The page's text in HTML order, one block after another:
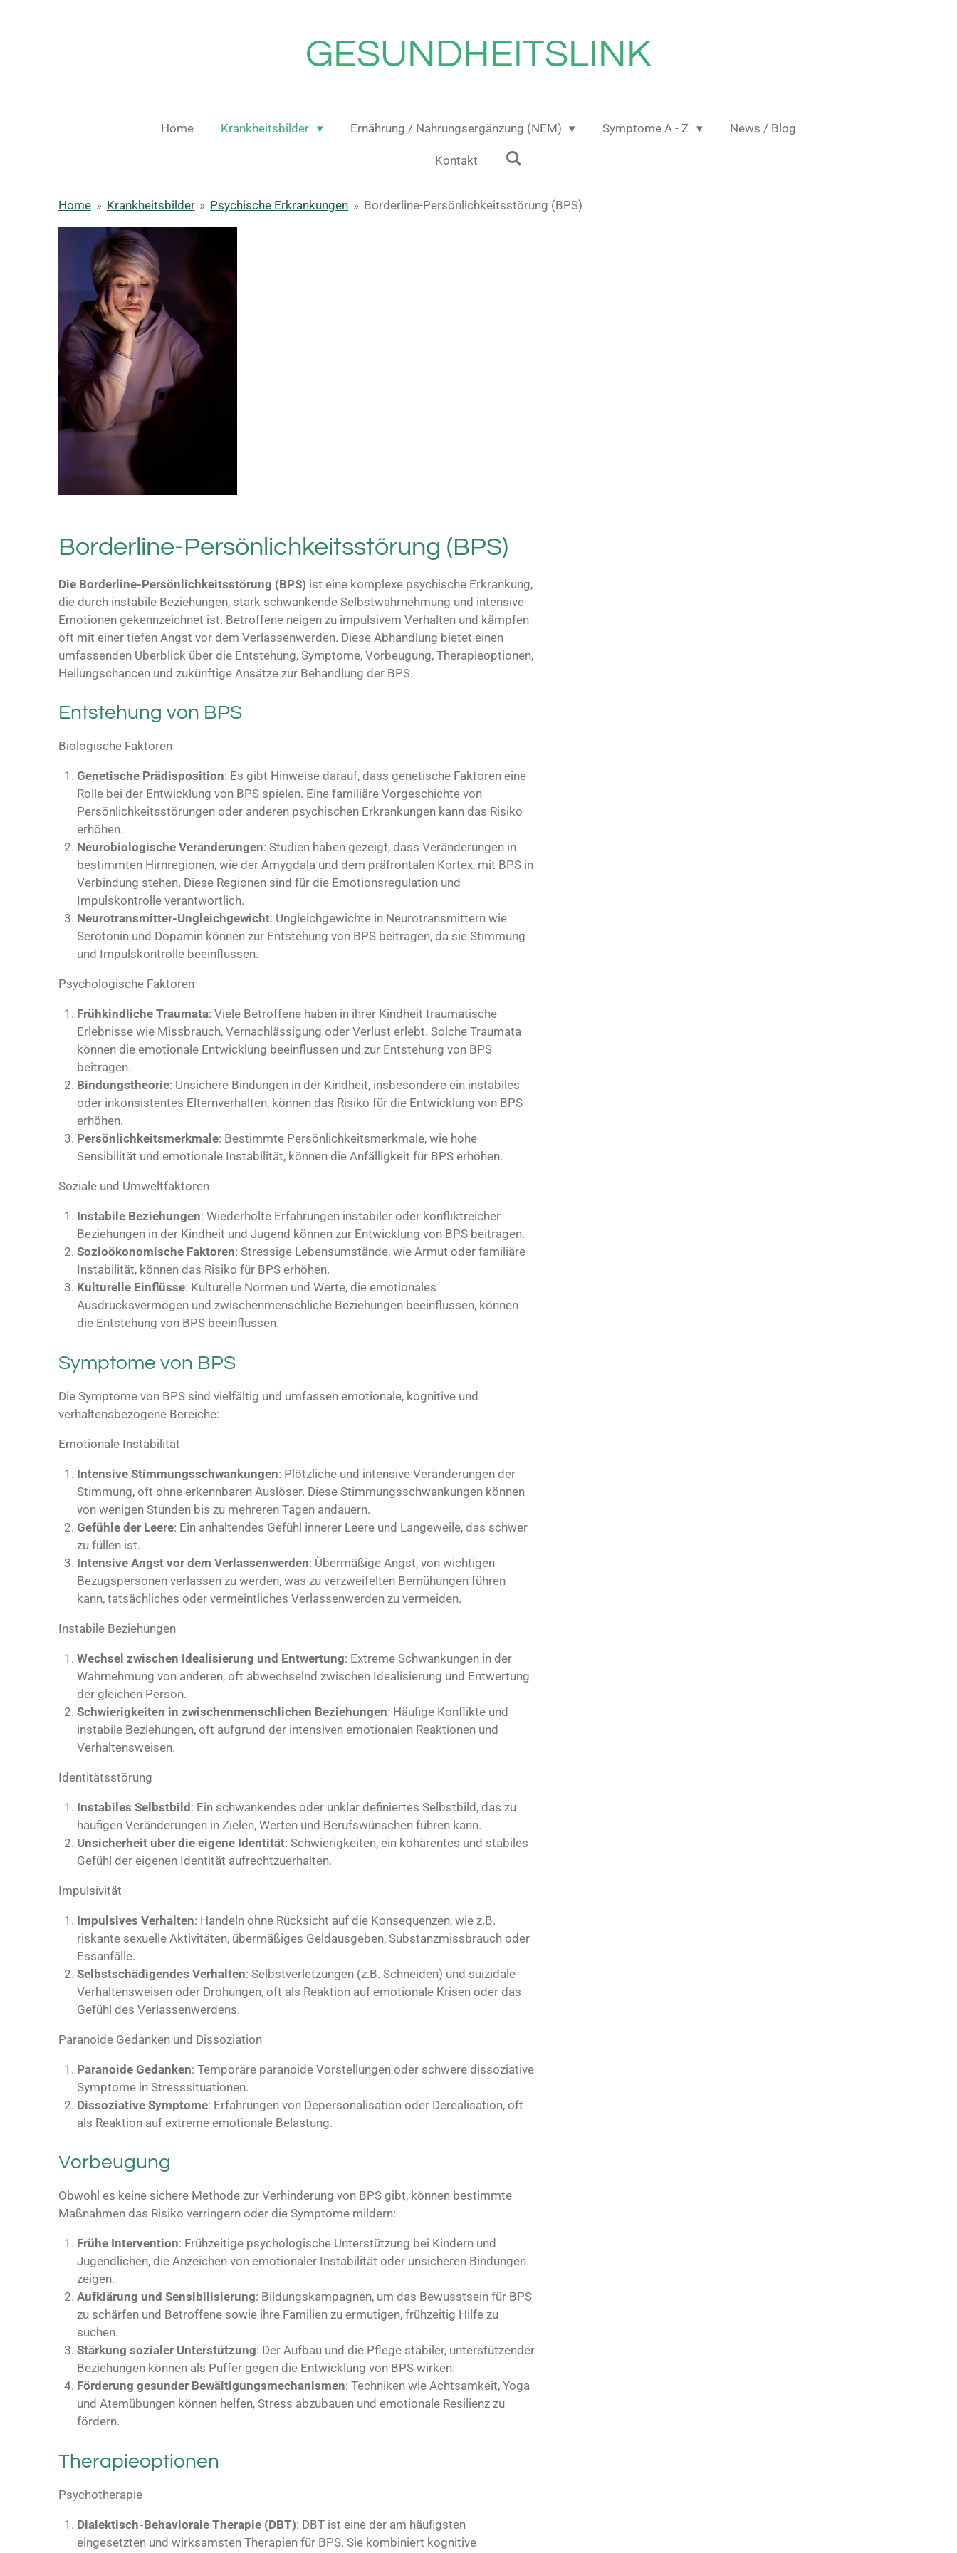
GESUNDHEITSLINK
Home Krankheitsbilder Ernährung / Nahrungsergänzung (NEM) Symptome A - Z News / Blog
Kontakt
Home » Krankheitsbilder » Psychische Erkrankungen » Borderline-Persönlichkeitsstörung (BPS)
Borderline-Persönlichkeitsstörung (BPS)
Die Borderline-Persönlichkeitsstörung (BPS) ist eine komplexe psychische Erkrankung,
die durch instabile Beziehungen, stark schwankende Selbstwahrnehmung und intensive
Emotionen gekennzeichnet ist. Betroffene neigen zu impulsivem Verhalten und kämpfen
oft mit einer tiefen Angst vor dem Verlassenwerden. Diese Abhandlung bietet einen
umfassenden Überblick über die Entstehung, Symptome, Vorbeugung, Therapieoptionen,
Heilungschancen und zukünftige Ansätze zur Behandlung der BPS.
Entstehung von BPS
Biologische Faktoren
Genetische Prädisposition: Es gibt Hinweise darauf, dass genetische Faktoren eine
Rolle bei der Entwicklung von BPS spielen. Eine familiäre Vorgeschichte von
Persönlichkeitsstörungen oder anderen psychischen Erkrankungen kann das Risiko
erhöhen.
Neurobiologische Veränderungen: Studien haben gezeigt, dass Veränderungen in
bestimmten Hirnregionen, wie der Amygdala und dem präfrontalen Kortex, mit BPS in
Verbindung stehen. Diese Regionen sind für die Emotionsregulation und
Impulskontrolle verantwortlich.
Neurotransmitter-Ungleichgewicht: Ungleichgewichte in Neurotransmittern wie
Serotonin und Dopamin können zur Entstehung von BPS beitragen, da sie Stimmung
und Impulskontrolle beeinflussen.
Psychologische Faktoren
Frühkindliche Traumata: Viele Betroffene haben in ihrer Kindheit traumatische
Erlebnisse wie Missbrauch, Vernachlässigung oder Verlust erlebt. Solche Traumata
können die emotionale Entwicklung beeinflussen und zur Entstehung von BPS
beitragen.
Bindungstheorie: Unsichere Bindungen in der Kindheit, insbesondere ein instabiles
oder inkonsistentes Elternverhalten, können das Risiko für die Entwicklung von BPS
erhöhen.
Persönlichkeitsmerkmale: Bestimmte Persönlichkeitsmerkmale, wie hohe
Sensibilität und emotionale Instabilität, können die Anfälligkeit für BPS erhöhen.
Soziale und Umweltfaktoren
Instabile Beziehungen: Wiederholte Erfahrungen instabiler oder konfliktreicher
Beziehungen in der Kindheit und Jugend können zur Entwicklung von BPS beitragen.
Sozioökonomische Faktoren: Stressige Lebensumstände, wie Armut oder familiäre
Instabilität, können das Risiko für BPS erhöhen.
Kulturelle Einflüsse: Kulturelle Normen und Werte, die emotionales
Ausdrucksvermögen und zwischenmenschliche Beziehungen beeinflussen, können
die Entstehung von BPS beeinflussen.
Symptome von BPS
Die Symptome von BPS sind vielfältig und umfassen emotionale, kognitive und
verhaltensbezogene Bereiche:
Emotionale Instabilität
Intensive Stimmungsschwankungen: Plötzliche und intensive Veränderungen der
Stimmung, oft ohne erkennbaren Auslöser. Diese Stimmungsschwankungen können
von wenigen Stunden bis zu mehreren Tagen andauern.
Gefühle der Leere: Ein anhaltendes Gefühl innerer Leere und Langeweile, das schwer
zu füllen ist.
Intensive Angst vor dem Verlassenwerden: Übermäßige Angst, von wichtigen
Bezugspersonen verlassen zu werden, was zu verzweifelten Bemühungen führen
kann, tatsächliches oder vermeintliches Verlassenwerden zu vermeiden.
Instabile Beziehungen
Wechsel zwischen Idealisierung und Entwertung: Extreme Schwankungen in der
Wahrnehmung von anderen, oft abwechselnd zwischen Idealisierung und Entwertung
der gleichen Person.
Schwierigkeiten in zwischenmenschlichen Beziehungen: Häufige Konflikte und
instabile Beziehungen, oft aufgrund der intensiven emotionalen Reaktionen und
Verhaltensweisen.
Identitätsstörung
Instabiles Selbstbild: Ein schwankendes oder unklar definiertes Selbstbild, das zu
häufigen Veränderungen in Zielen, Werten und Berufswünschen führen kann.
Unsicherheit über die eigene Identität: Schwierigkeiten, ein kohärentes und stabiles
Gefühl der eigenen Identität aufrechtzuerhalten.
Impulsivität
Impulsives Verhalten: Handeln ohne Rücksicht auf die Konsequenzen, wie z.B.
riskante sexuelle Aktivitäten, übermäßiges Geldausgeben, Substanzmissbrauch oder
Essanfälle.
Selbstschädigendes Verhalten: Selbstverletzungen (z.B. Schneiden) und suizidale
Verhaltensweisen oder Drohungen, oft als Reaktion auf emotionale Krisen oder das
Gefühl des Verlassenwerdens.
Paranoide Gedanken und Dissoziation
Paranoide Gedanken: Temporäre paranoide Vorstellungen oder schwere dissoziative
Symptome in Stresssituationen.
Dissoziative Symptome: Erfahrungen von Depersonalisation oder Derealisation, oft
als Reaktion auf extreme emotionale Belastung.
Vorbeugung
Obwohl es keine sichere Methode zur Verhinderung von BPS gibt, können bestimmte
Maßnahmen das Risiko verringern oder die Symptome mildern:
Frühe Intervention: Frühzeitige psychologische Unterstützung bei Kindern und
Jugendlichen, die Anzeichen von emotionaler Instabilität oder unsicheren Bindungen
zeigen.
Aufklärung und Sensibilisierung: Bildungskampagnen, um das Bewusstsein für BPS
zu schärfen und Betroffene sowie ihre Familien zu ermutigen, frühzeitig Hilfe zu
suchen.
Stärkung sozialer Unterstützung: Der Aufbau und die Pflege stabiler, unterstützender
Beziehungen können als Puffer gegen die Entwicklung von BPS wirken.
Förderung gesunder Bewältigungsmechanismen: Techniken wie Achtsamkeit, Yoga
und Atemübungen können helfen, Stress abzubauen und emotionale Resilienz zu
fördern.
Therapieoptionen
Psychotherapie
Dialektisch-Behaviorale Therapie (DBT): DBT ist eine der am häufigsten
eingesetzten und wirksamsten Therapien für BPS. Sie kombiniert kognitive